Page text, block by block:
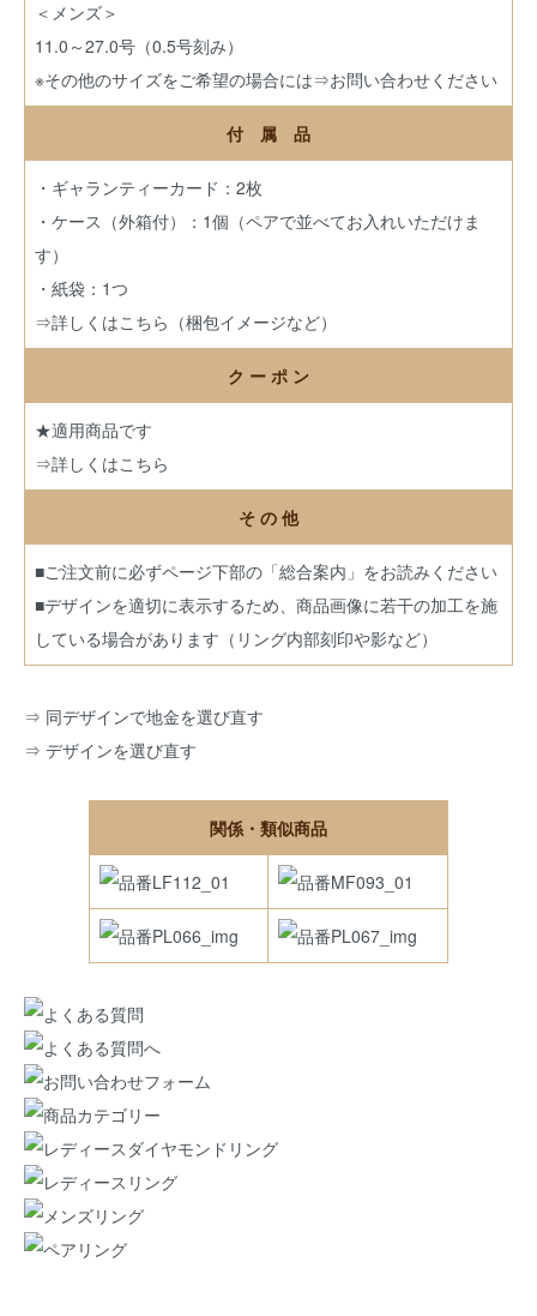
＜メンズ＞
11.0～27.0号（0.5号刻み）
※その他のサイズをご希望の場合には⇒お問い合わせください
付 属 品
・ギャランティーカード：2枚
・ケース（外箱付）：1個（ペアで並べてお入れいただけま
す）
・紙袋：1つ
⇒詳しくはこちら（梱包イメージなど）
ク ー ポ ン
★適用商品です
⇒詳しくはこちら
そ の 他
■ご注文前に必ずページ下部の「総合案内」をお読みください
■デザインを適切に表示するため、商品画像に若干の加工を施
している場合があります（リング内部刻印や影など）
⇒ 同デザインで地金を選び直す
⇒ デザインを選び直す
関係・類似商品